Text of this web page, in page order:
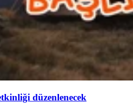
düzenlenecek